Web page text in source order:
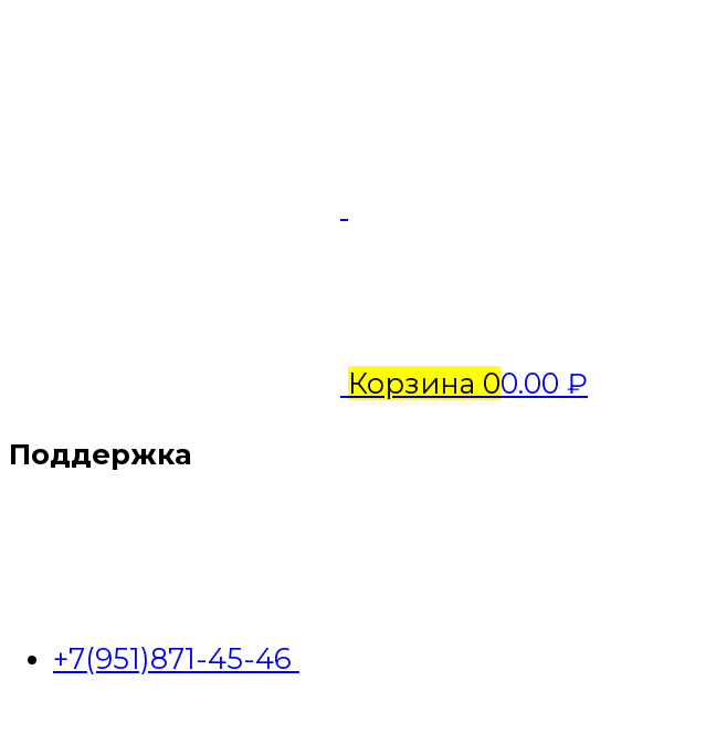
Корзина 00.00 ₽
Поддержка
+7(951)871-45-46